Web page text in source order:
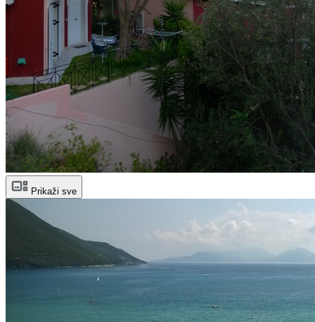
Prikaži sve